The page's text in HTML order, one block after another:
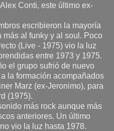
Conti, este último ex-
escribieron la mayoría
al funky y al soul. Poco
(Live - 1975) vio la luz
entre 1973 y 1975.
el grupo sufrió de nuevo
la formación acompañados
Marz (ex-Jeronimo), para
(1975).
más rock aunque más
anteriores. Un último
vio la luz hasta 1978.